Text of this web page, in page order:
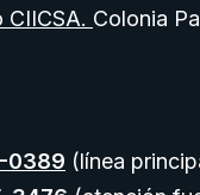
CIICSA. Colonia
0389 (línea